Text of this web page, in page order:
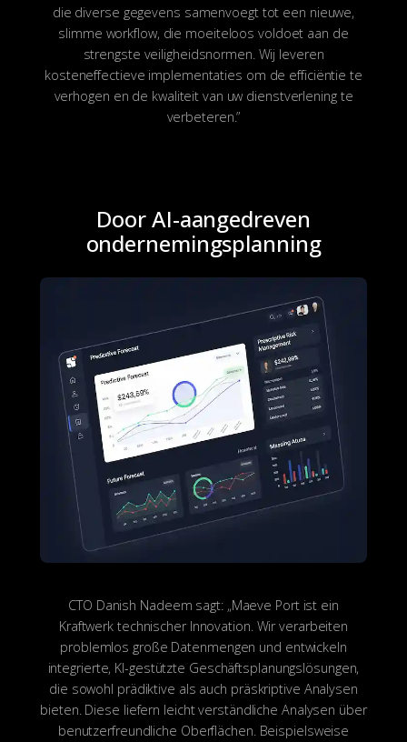
die diverse gegevens samenvoegt tot een nieuwe,
slimme workflow, die moeiteloos voldoet aan de
strengste veiligheidsnormen. Wij leveren
kosteneffectieve implementaties om de efficiëntie te
verhogen en de kwaliteit van uw dienstverlening te
verbeteren.”
Door AI-aangedreven
ondernemingsplanning
CTO Danish Nadeem sagt: „Maeve Port ist ein
Kraftwerk technischer Innovation. Wir verarbeiten
problemlos große Datenmengen und entwickeln
integrierte, KI-gestützte Geschäftsplanungslösungen,
die sowohl prädiktive als auch präskriptive Analysen
bieten. Diese liefern leicht verständliche Analysen über
benutzerfreundliche Oberflächen. Beispielsweise